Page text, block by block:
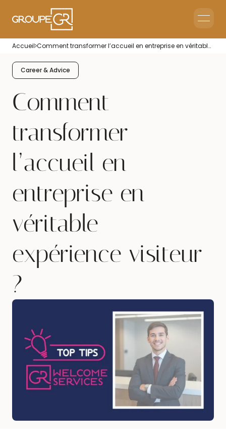
Home
Corporate Reception
Accueil Comment transformer l’accueil en entreprise en véritable expérience visiteur ?
Career & Advice
Comment
transformer
l’accueil en
entreprise en
véritable
expérience visiteur
?